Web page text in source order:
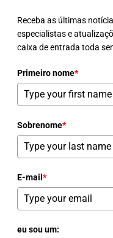
Receba as últimas
especialistas e
caixa de entrada toda
Primeiro nome*
Sobrenome*
E-mail *
eu sou um: